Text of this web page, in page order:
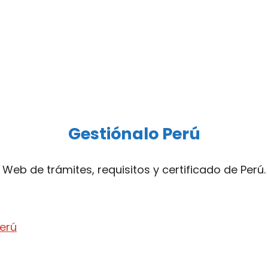
Gestiónalo Perú
Web de trámites, requisitos y certificado de Perú.